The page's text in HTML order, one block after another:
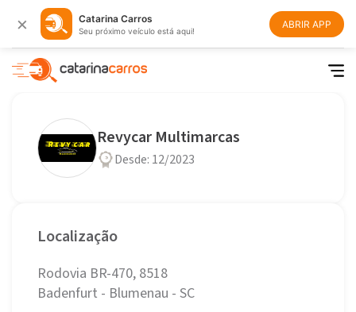
× Catarina Carros
Seu próximo veículo está aqui!
ABRIR APP
Revycar Multimarcas
Desde: 12/2023
Localização
Rodovia BR-470, 8518
Badenfurt - Blumenau - SC